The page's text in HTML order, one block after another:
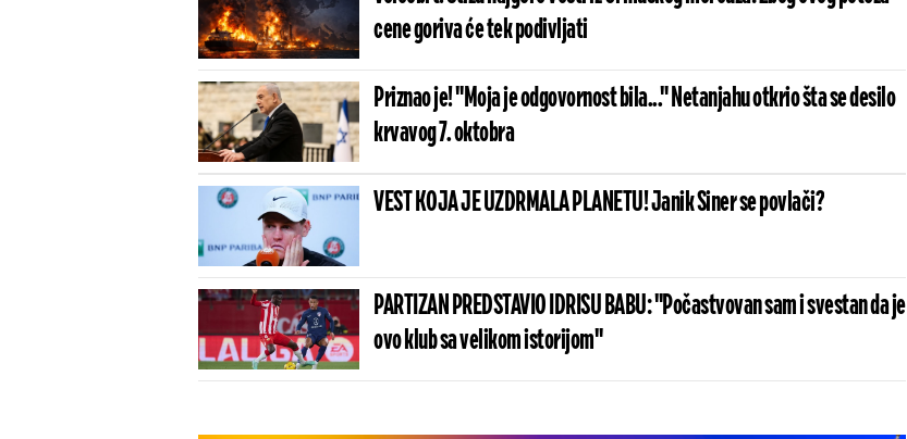
cene goriva će tek podivljati
Priznao je! "Moja je odgovornost bila..." Netanjahu otkrio šta se desilo
krvavog 7. oktobra
VEST KOJA JE UZDRMALA PLANETU! Janik Siner se povlači?
PARTIZAN PREDSTAVIO IDRISU BABU: "Počastvovan sam i svestan da je
ovo klub sa velikom istorijom"